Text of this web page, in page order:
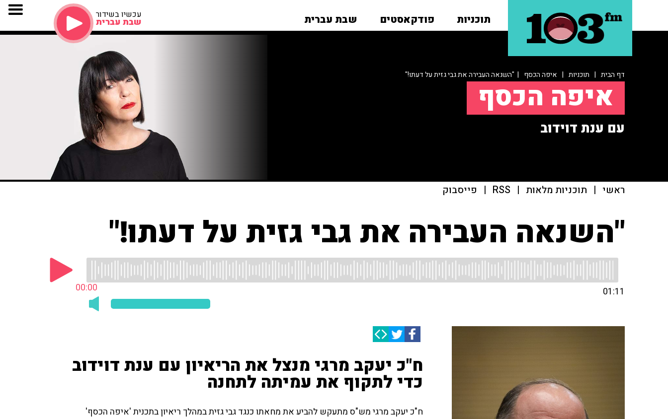
תוכניות פודקאסטים שבת עברית עכשיו בשידור
שבת עברית
דף הבית | תוכניות | איפה הכסף | "השנאה העבירה את גבי גזית על דעתו!"
איפה הכסף
עם ענת דוידוב
ראשי | תוכניות מלאות |
RSS
| פייסבוק
"השנאה העבירה את גבי גזית על דעתו!"
00:00 01:11
ח"כ יעקב מרגי מנצל את הריאיון עם ענת דוידוב
כדי לתקוף את עמיתה לתחנה
ח"כ יעקב מרגי מש"ס מתעקש להביע את מחאתו כנגד גבי גזית במהלך ריאיון בתכנית 'איפה הכסף'